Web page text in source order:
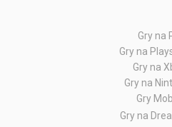
Gry na
Gry
Gry
Gry na
Gry
Gry
Gry
Gry
Gry na
Gry Xbox
Gry
Gry
Gry na
Gry
Gry
Gry
Gry
Gry na